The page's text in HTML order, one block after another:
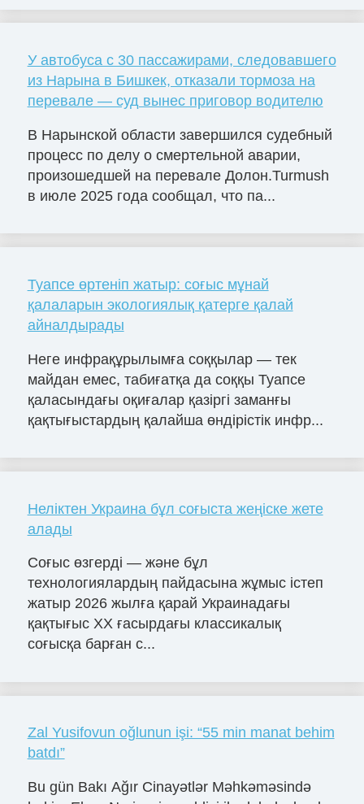
У автобуса с 30 пассажирами, следовавшего
из Нарына в Бишкек, отказали тормоза на
перевале — суд вынес приговор водителю
В Нарынской области завершился судебный
процесс по делу о смертельной аварии,
произошедшей на перевале Долон.Turmush
в июле 2025 года сообщал, что па...
Туапсе өртеніп жатыр: соғыс мұнай
қалаларын экологиялық қатерге қалай
айналдырады
Неге инфрақұрылымға соққылар — тек
майдан емес, табиғатқа да соққы Туапсе
қаласындағы оқиғалар қазіргі заманғы
қақтығыстардың қалайша өндірістік инфр...
Неліктен Украина бұл соғыста жеңіске жете
алады
Соғыс өзгерді — және бұл
технологиялардың пайдасына жұмыс істеп
жатыр 2026 жылға қарай Украинадағы
қақтығыс ХХ ғасырдағы классикалық
соғысқа барған с...
Zal Yusifovun oğlunun işi: “55 min manat behim
batdı”
Bu gün Bakı Ağır Cinayətlər Məhkəməsində